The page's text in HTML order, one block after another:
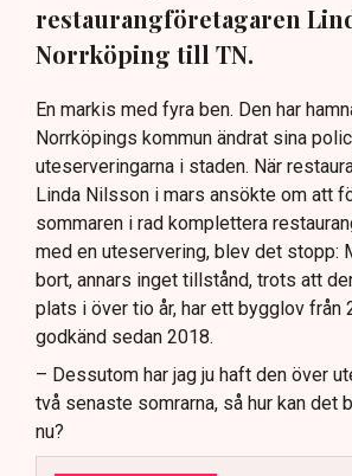
restaurangföretagaren
Norrköping till TN.
En markis med fyra ben. Den har
Norrköpings kommun ändrat sina
uteserveringarna i staden. När
Linda Nilsson i mars ansökte om att
sommaren i rad komplettera
med en uteservering, blev det stopp:
bort, annars inget tillstånd, trots att
plats i över tio år, har ett bygglov från
godkänd sedan 2018.
– Dessutom har jag ju haft den över
två senaste somrarna, så hur kan det
nu?